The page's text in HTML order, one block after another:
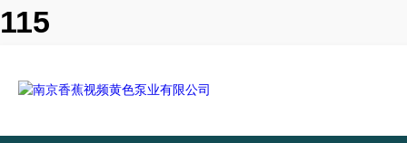
115